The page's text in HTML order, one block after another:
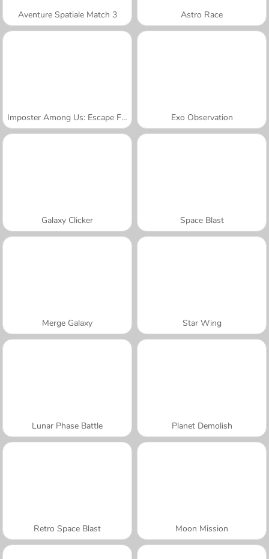
Aventure Spatiale Match 3 Astro Race
Imposter Among Us: Escape From Prison Exo Observation
Galaxy Clicker Space Blast
Merge Galaxy Star Wing
Lunar Phase Battle Planet Demolish
Retro Space Blast Moon Mission